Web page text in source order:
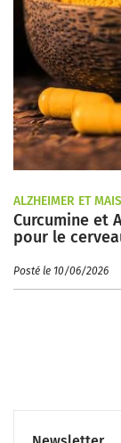
ALZHEIMER ET
Curcumine et
pour le
Posté le 10/06/2026